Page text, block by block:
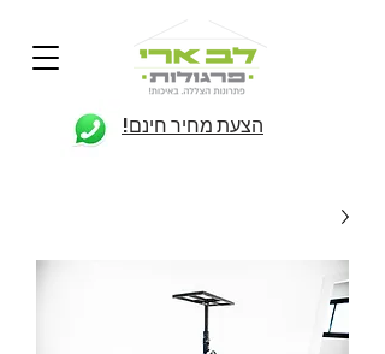
הצעת מחיר חינם!